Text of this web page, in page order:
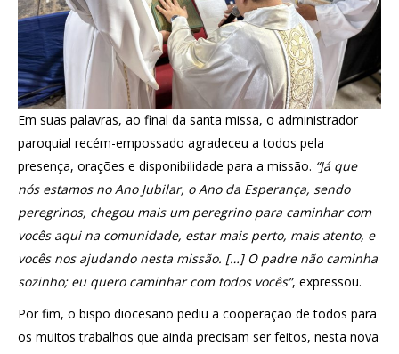
Em suas palavras, ao final da santa missa, o administrador
paroquial recém-empossado agradeceu a todos pela
presença, orações e disponibilidade para a missão. “Já que
nós estamos no Ano Jubilar, o Ano da Esperança, sendo
peregrinos, chegou mais um peregrino para caminhar com
vocês aqui na comunidade, estar mais perto, mais atento, e
vocês nos ajudando nesta missão. […] O padre não caminha
sozinho; eu quero caminhar com todos vocês”, expressou.
Por fim, o bispo diocesano pediu a cooperação de todos para
os muitos trabalhos que ainda precisam ser feitos, nesta nova